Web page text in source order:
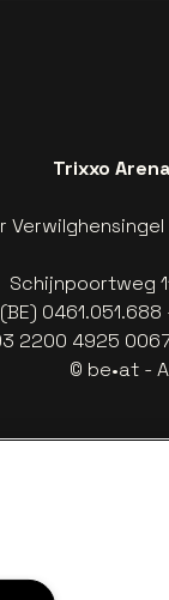
Trixxo
Schijnpoortweg
2200 4925 0067
© be•at -